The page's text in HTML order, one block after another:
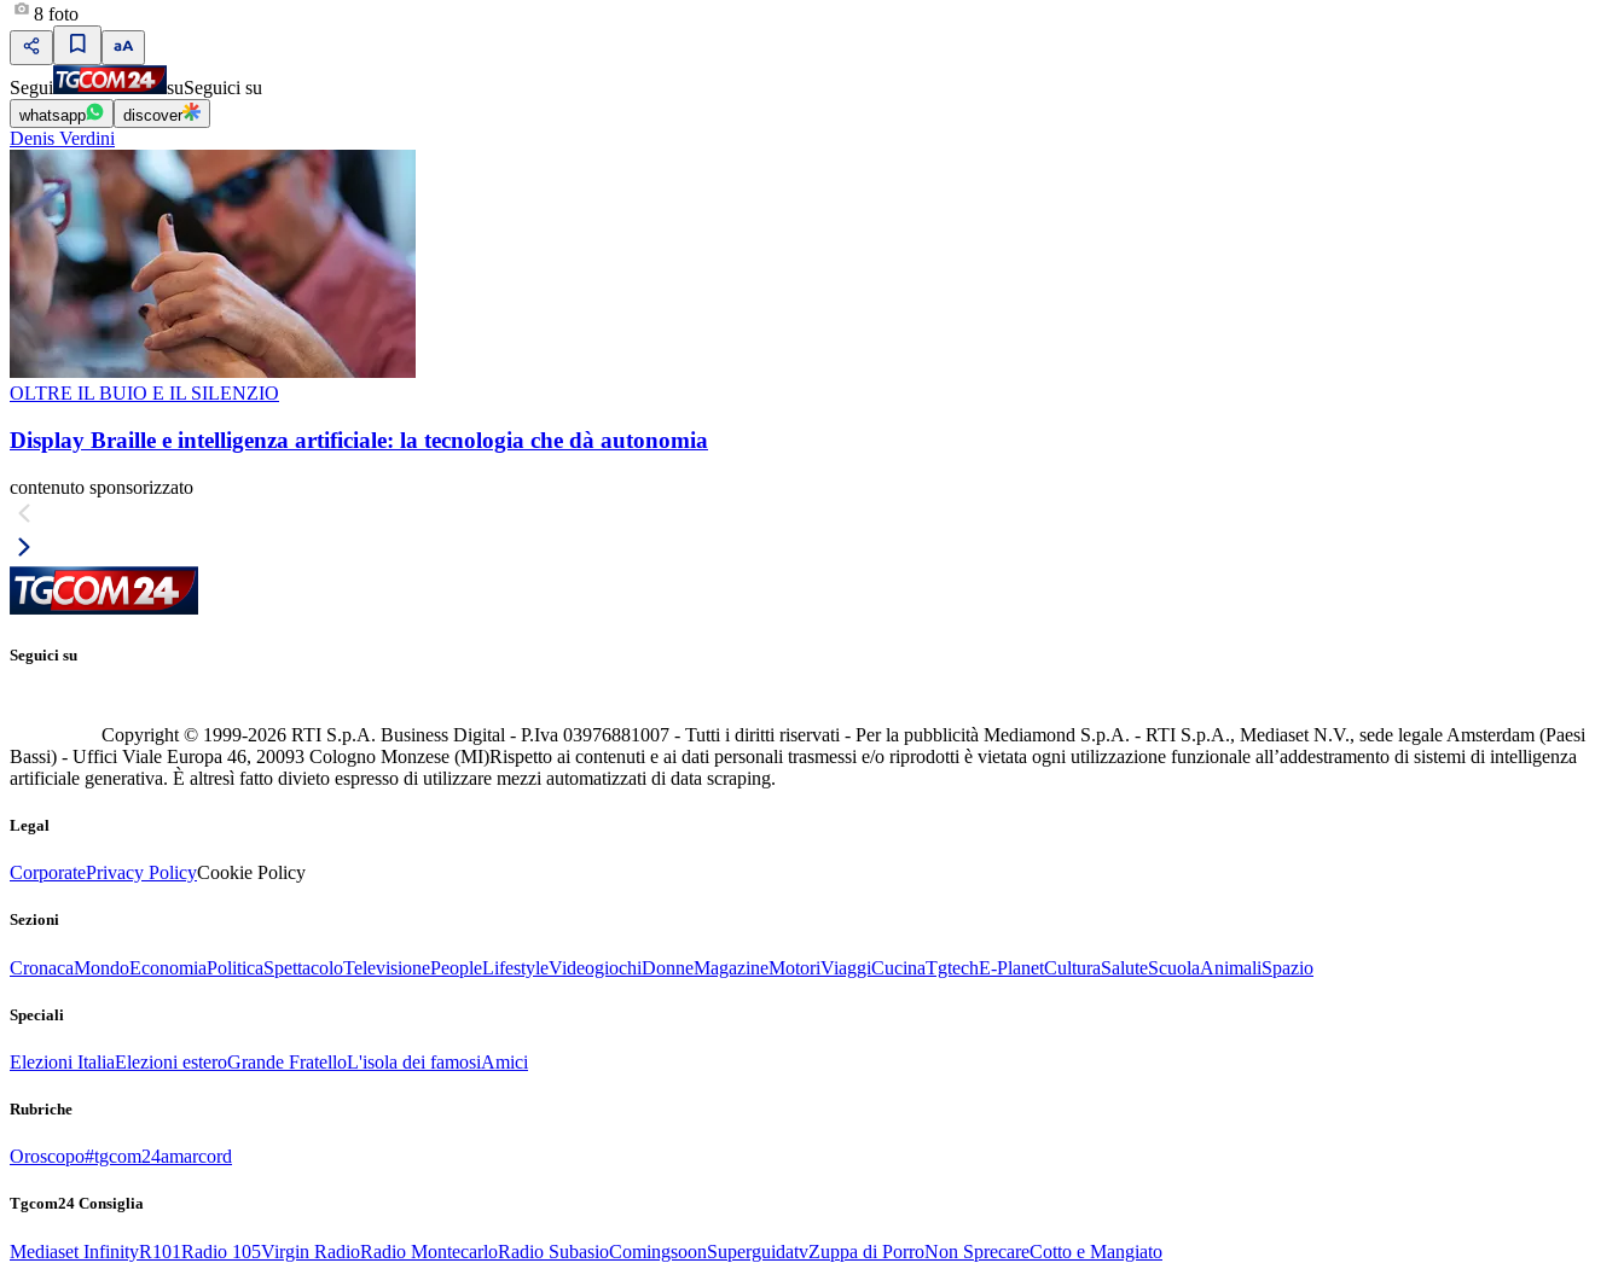
8 foto
Segui suSeguici su
whatsapp discover
Denis Verdini
OLTRE IL BUIO E IL SILENZIO
Display Braille e intelligenza artificiale: la tecnologia che dà autonomia
contenuto sponsorizzato
Seguici su
Copyright © 1999-2026 RTI S.p.A. Business Digital - P.Iva 03976881007 - Tutti i diritti riservati - Per la pubblicità Mediamond S.p.A. - RTI S.p.A., Mediaset N.V., sede legale Amsterdam (Paesi
Bassi) - Uffici Viale Europa 46, 20093 Cologno Monzese (MI)Rispetto ai contenuti e ai dati personali trasmessi e/o riprodotti è vietata ogni utilizzazione funzionale all’addestramento di sistemi di intelligenza
artificiale generativa. È altresì fatto divieto espresso di utilizzare mezzi automatizzati di data scraping.
Legal
CorporatePrivacy PolicyCookie Policy
Sezioni
CronacaMondoEconomiaPoliticaSpettacoloTelevisionePeopleLifestyleVideogiochiDonneMagazineMotoriViaggiCucinaTgtechE-PlanetCulturaSaluteScuolaAnimaliSpazio
Speciali
Elezioni ItaliaElezioni esteroGrande FratelloL'isola dei famosiAmici
Rubriche
Oroscopo#tgcom24amarcord
Tgcom24 Consiglia
Mediaset InfinityR101Radio 105Virgin RadioRadio MontecarloRadio SubasioComingsoonSuperguidatvZuppa di PorroNon SprecareCotto e Mangiato